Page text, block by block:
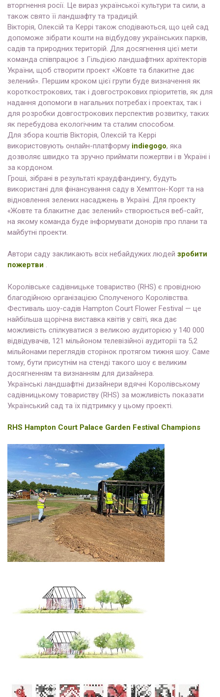
вторгнення росії. Це вираз української культури та сили, а
також свято її ландшафту та традицій.
Вікторія, Олексій та Керрі також сподіваються, що цей сад
допоможе зібрати кошти на відбудову українських парків,
садів та природних територій. Для досягнення цієї мети
команда співпрацює з Гільдією ландшафтних архітекторів
України, щоб створити проект «Жовте та блакитне дає
зелений». Першим кроком цієї групи буде визначення як
короткострокових, так і довгострокових пріоритетів, як для
надання допомоги в нагальних потребах і проектах, так і
для розробки довгострокових перспектив розвитку, таких
як перебудова екологічним та сталим способом.
Для збора коштів Вікторія, Олексій та Керрі
використовують онлайн-платформу indiegogo, яка
дозволяє швидко та зручно приймати пожертви і в Україні і
за кордоном.
Гроші, зібрані в результаті краудфандингу, будуть
використані для фінансування саду в Хемптон-Корт та на
відновлення зелених насаджень в Україні. Для проекту
«Жовте та блакитне дає зелений» створюється веб-сайт,
на якому команда буде інформувати донорів про плани та
майбутні проекти.
Автори саду закликають всіх небайдужих людей зробити
пожертви .
Королівське садівницьке товариство (RHS) є провідною
благодійною організацією Сполученого Королівства.
Фестиваль шоу-садів Hampton Court Flower Festival — це
найбільша щорічна виставка квітів у світі, яка дає
можливість спілкуватися з великою аудиторією у 140 000
відвідувачів, 121 мільйоном телевізійної аудиторії та 5,2
мільйонами переглядів сторінок протягом тижня шоу. Саме
тому, бути присутнім на стенді такого шоу є великим
досягненням та визнанням для дизайнера.
Українські ландшафтні дизайнери вдячні Королівському
садівницькому товариству (RHS) за можливість показати
Український сад та їх підтримку у цьому проекті.
RHS Hampton Court Palace Garden Festival Champions